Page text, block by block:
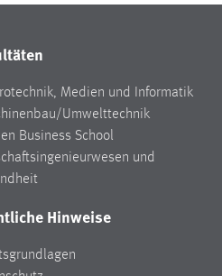
Medien und Informatik
Umwelttechnik
Business School
und
Hinweise